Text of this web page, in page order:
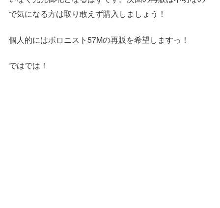
で気になる方は取り敢えず購入しましょう！
個人的にはボロニスト57Mの再販を希望しますっ！
ではでは！